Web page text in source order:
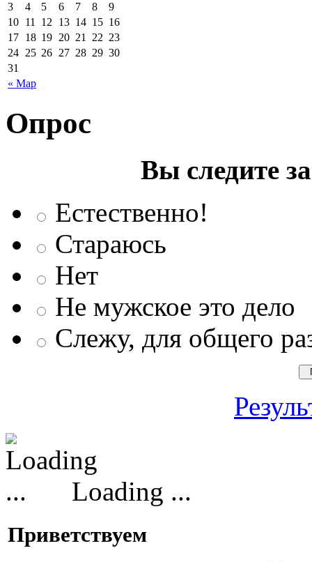
« Мар
3
4 5 6 7 8
9
10 11 12 13 14 15 16
17 18 19 20 21 22 23
24 25 26 27 28 29 30
31
Опрос
Вы следите
Естественно!
Стараюсь
Нет
Не мужское это дело
Слежу, для общего
Loading ...
Приветствуем